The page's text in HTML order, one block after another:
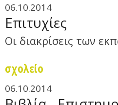
06.10.2014
Επιτυχίες
Οι διακρίσεις των
σχολείο
06.10.2014